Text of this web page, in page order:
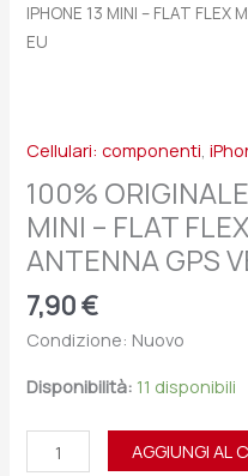
IPHONE 13 MINI – FLAT FLEX
EU
Cellulari: componenti,
100%
MINI – FLAT
ANTENNA GPS
7,90€
Condizione: Nuovo
Disponibilità: 11 disponibili
AGGIUNGI AL